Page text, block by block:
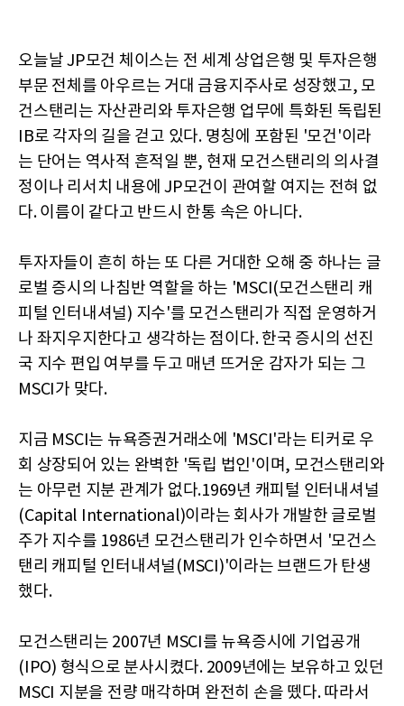
오늘날 JP모건 체이스는 전 세계 상업은행 및 투자은행
부문 전체를 아우르는 거대 금융지주사로 성장했고, 모
건스탠리는 자산관리와 투자은행 업무에 특화된 독립된
IB로 각자의 길을 걷고 있다. 명칭에 포함된 '모건'이라
는 단어는 역사적 흔적일 뿐, 현재 모건스탠리의 의사결
정이나 리서치 내용에 JP모건이 관여할 여지는 전혀 없
다. 이름이 같다고 반드시 한통 속은 아니다.
투자자들이 흔히 하는 또 다른 거대한 오해 중 하나는 글
로벌 증시의 나침반 역할을 하는 'MSCI(모건스탠리 캐
피털 인터내셔널) 지수'를 모건스탠리가 직접 운영하거
나 좌지우지한다고 생각하는 점이다. 한국 증시의 선진
국 지수 편입 여부를 두고 매년 뜨거운 감자가 되는 그
MSCI가 맞다.
지금 MSCI는 뉴욕증권거래소에 'MSCI'라는 티커로 우
회 상장되어 있는 완벽한 '독립 법인'이며, 모건스탠리와
는 아무런 지분 관계가 없다.1969년 캐피털 인터내셔널
(Capital International)이라는 회사가 개발한 글로벌
주가 지수를 1986년 모건스탠리가 인수하면서 '모건스
탠리 캐피털 인터내셔널(MSCI)'이라는 브랜드가 탄생
했다.
모건스탠리는 2007년 MSCI를 뉴욕증시에 기업공개
(IPO) 형식으로 분사시켰다. 2009년에는 보유하고 있던
MSCI 지분을 전량 매각하며 완전히 손을 뗐다. 따라서